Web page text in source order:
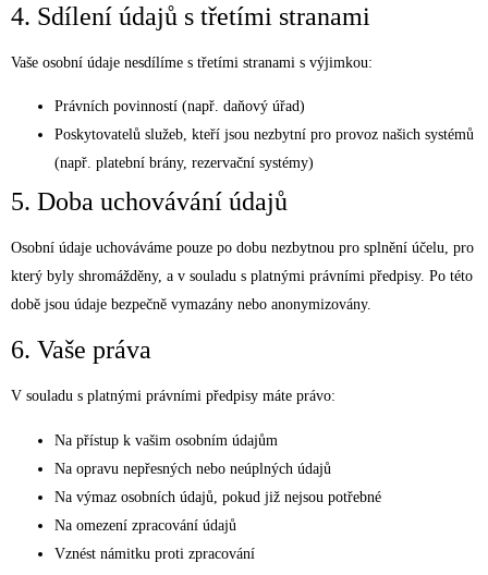
4. Sdílení údajů s třetími stranami
Vaše osobní údaje nesdílíme s třetími stranami s výjimkou:
Právních povinností (např. daňový úřad)
Poskytovatelů služeb, kteří jsou nezbytní pro provoz našich systémů
(např. platební brány, rezervační systémy)
5. Doba uchovávání údajů
Osobní údaje uchováváme pouze po dobu nezbytnou pro splnění účelu, pro
který byly shromážděny, a v souladu s platnými právními předpisy. Po této
době jsou údaje bezpečně vymazány nebo anonymizovány.
6. Vaše práva
V souladu s platnými právními předpisy máte právo:
Na přístup k vašim osobním údajům
Na opravu nepřesných nebo neúplných údajů
Na výmaz osobních údajů, pokud již nejsou potřebné
Na omezení zpracování údajů
Vznést námitku proti zpracování